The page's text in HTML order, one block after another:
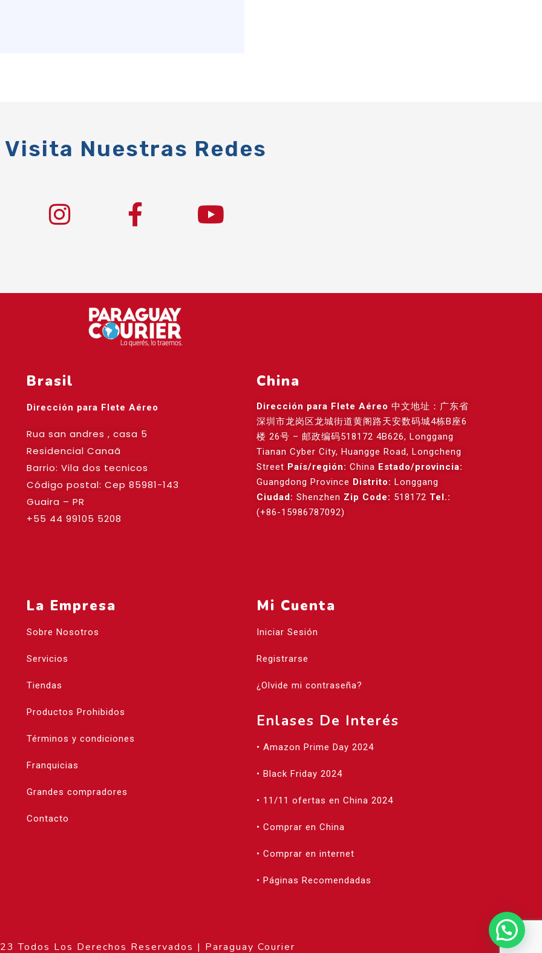
Visita Nuestras Redes
Brasil
Dirección para Flete Aéreo
Rua san andres , casa 5
Residencial Canaã
Barrio: Vila dos tecnicos
Código postal: Cep 85981-143
Guaira – PR
+55 44 99105 5208
China
Dirección para Flete Aéreo 中文地址：广东省
深圳市龙岗区龙城街道黄阁路天安数码城4栋B座6
楼 26号 – 邮政编码518172 4B626, Longgang
Tianan Cyber City, Huangge Road, Longcheng
Street País/región: China Estado/provincia:
Guangdong Province Distrito: Longgang
Ciudad: Shenzhen Zip Code: 518172 Tel.:
(+86-15986787092)
La Empresa
Sobre Nosotros
Servicios
Tiendas
Productos Prohibidos
Términos y condiciones
Franquicias
Grandes compradores
Contacto
Mi Cuenta
Iniciar Sesión
Registrarse
¿Olvide mi contraseña?
Enlases De Interés
• Amazon Prime Day 2024
• Black Friday 2024
• 11/11 ofertas en China 2024
• Comprar en China
• Comprar en internet
• Páginas Recomendadas
Todos Los Derechos Reservados | Paraguay Courier